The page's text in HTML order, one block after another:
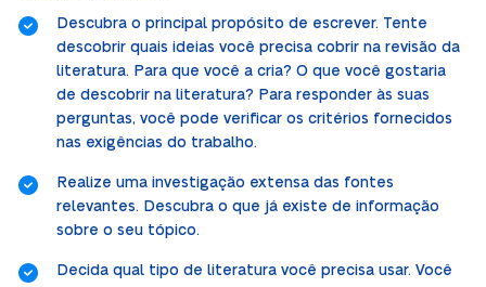
Descubra o principal propósito de escrever. Tente
descobrir quais ideias você precisa cobrir na revisão da
literatura. Para que você a cria? O que você gostaria
de descobrir na literatura? Para responder às suas
perguntas, você pode verificar os critérios fornecidos
nas exigências do trabalho.
Realize uma investigação extensa das fontes
relevantes. Descubra o que já existe de informação
sobre o seu tópico.
Decida qual tipo de literatura você precisa usar. Você